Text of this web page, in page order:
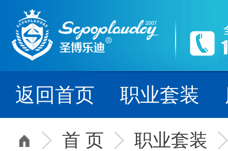
源启2007年,
--- 细节铸就品牌，
返回首页 职业套装
首 页 职业套装